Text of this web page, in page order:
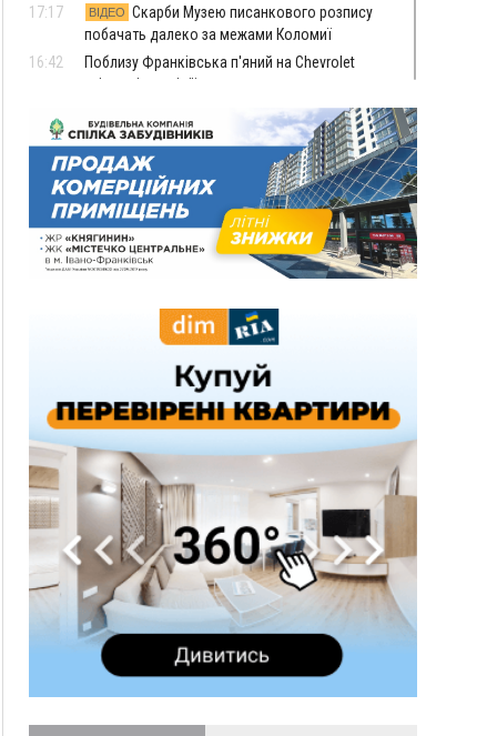
17:17
ВІДЕО Скарби Музею писанкового розпису
побачать далеко за межами Коломиї
16:42
Поблизу Франківська п'яний на Chevrolet
втікав від поліції
На Прикарпатті триває декларування
вогнепальної зброї: уже зареєстровано 282
одиниці
15:58
Понад 9 тис. прикарпатських вступників
отримали рекомендації до зарахування на
бакалаврат у ВНЗ
15:28
Кілька вулиць у Долині тимчасово залишаться
У Старуні відбулася Патріарша проща
Не знає англійську на достатньому рівні.
суддею Міжнародного кримінального суду
14:14
У Ворохті проведуть Кубок ФЛСУ зі стрибків
на лижах, пам'яті оборонця Богдана Бухонка
13:30
ФОТО На Калущині розшукали чоловіка, який
три дні блукав у лісі
13:14
Боднар розповів про реакцію влади Польщі
на атаки на українців та про зміни після 23
серпня
12:31
ВІДЕО "Едельвейси" щемливо привітали рідну
Коломию з Днем міста
Вчора у Франківську, Коломиї, Долині та
Яремче зафіксували рекордну спеку
У Надвірній п'яна жінка побила малолітнього
хлопчика: суд призначив штраф і 30 тисяч
компенсації